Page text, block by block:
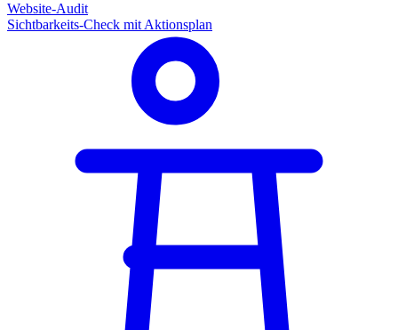
Website-Audit
Sichtbarkeits-Check mit Aktionsplan